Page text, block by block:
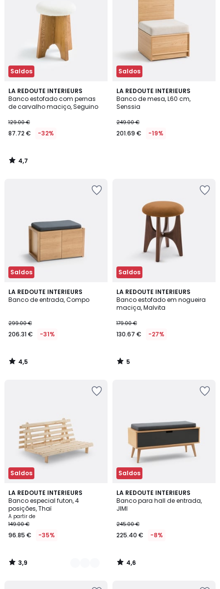
Saldos
LA REDOUTE INTERIEURS
Banco estofado com pernas
de carvalho maciço, Seguino
129.00 €
87.72 € -32%
4,7
/ 5
4,7
/
Saldos
LA REDOUTE INTERIEURS
Banco de mesa, L60 cm,
Senssia
249.00 €
201.69 € -19%
Saldos
LA REDOUTE INTERIEURS
Banco de entrada, Compo
299.00 €
206.31 € -31%
4,5
/ 5
4,5
/
Saldos
LA REDOUTE INTERIEURS
Banco estofado em nogueira
maciça, Malvita
179.00 €
130.67 € -27%
5
/
5
5
/
Saldos
LA REDOUTE INTERIEURS
Banco especial futon, 4
posições, Thaï
A partir de
149.00 €
96.85 € -35%
3,9
/ 5
3
Cores
3,9
/
Saldos
LA REDOUTE INTERIEURS
Banco para hall de entrada,
JIMI
245.00 €
225.40 € -8%
4,6
/ 5
4,6
/